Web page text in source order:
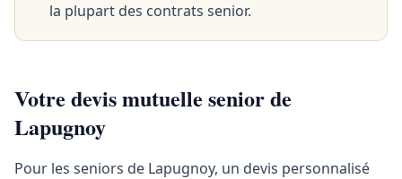
la plupart des contrats senior.
Votre devis mutuelle senior de
Lapugnoy
Pour les seniors de Lapugnoy, un devis personnalisé